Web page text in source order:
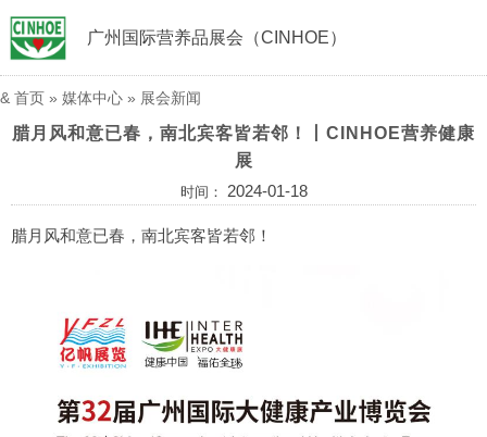
广州国际营养品展会（CINHOE）
& 首页 » 媒体中心 » 展会新闻
腊月风和意已春，南北宾客皆若邻！丨CINHOE营养健康
展
时间： 2024-01-18
腊月风和意已春，南北宾客皆若邻！